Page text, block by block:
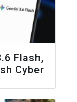
Flash,
Cyber